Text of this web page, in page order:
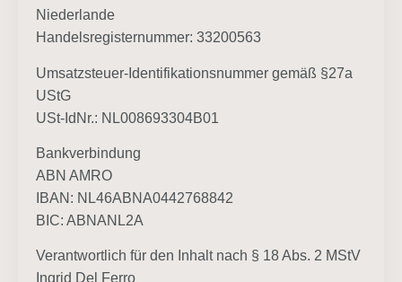
Niederlande
Handelsregisternummer: 33200563
Umsatzsteuer-Identifikationsnummer gemäß §27a
UStG
USt-IdNr.: NL008693304B01
Bankverbindung
ABN AMRO
IBAN: NL46ABNA0442768842
BIC: ABNANL2A
Verantwortlich für den Inhalt nach § 18 Abs. 2 MStV
Ingrid Del Ferro